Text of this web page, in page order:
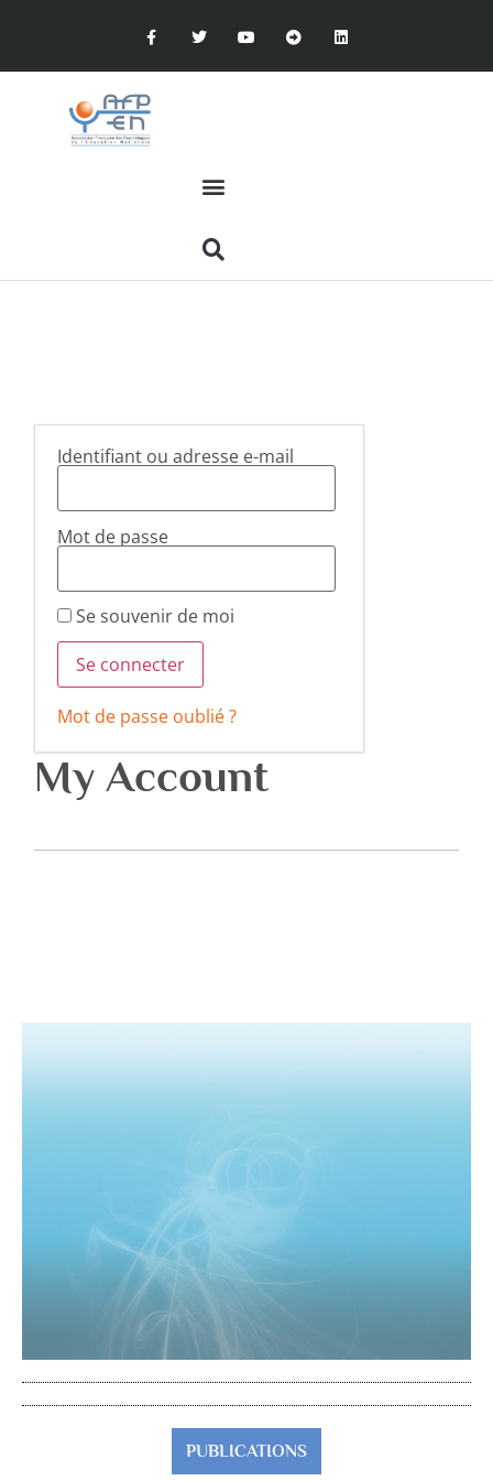
Identifiant ou adresse e-mail
Mot de passe
Se souvenir de moi
Mot de passe oublié ?
My Account
PUBLICATIONS